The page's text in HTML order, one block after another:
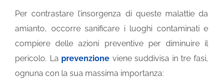
Per contrastare l’insorgenza di queste malattie da
amianto, occorre sanificare i luoghi contaminati e
compiere delle azioni preventive per diminuire il
pericolo. La prevenzione viene suddivisa in tre fasi,
ognuna con la sua massima importanza: